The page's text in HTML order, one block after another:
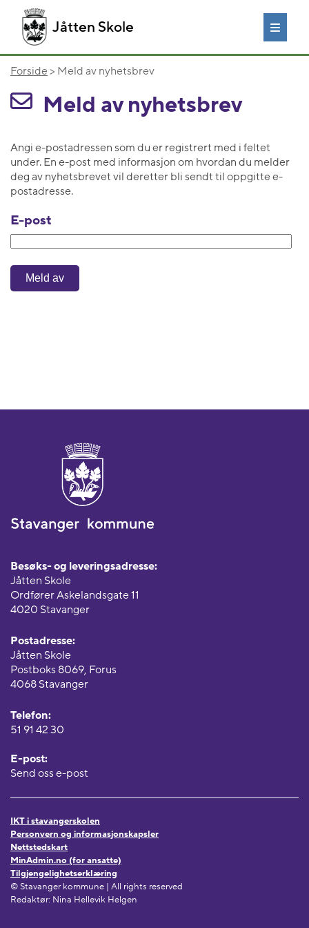
Jåtten Skole
Forside > Meld av nyhetsbrev
Meld av nyhetsbrev
Angi e-postadressen som du er registrert med i feltet
under. En e-post med informasjon om hvordan du melder
deg av nyhetsbrevet vil deretter bli sendt til oppgitte e-
postadresse.
E-post
Besøks- og leveringsadresse:
Jåtten Skole
Ordfører Askelandsgate 11
4020 Stavanger
Postadresse:
Jåtten Skole
Postboks 8069, Forus
4068 Stavanger
Telefon:
51 91 42 30
E-post:
Send oss e-post
IKT i stavangerskolen
Personvern og informasjonskapsler
Nettstedskart
MinAdmin.no (for ansatte)
Tilgjengelighetserklæring
© Stavanger kommune | All rights reserved
Redaktør: Nina Hellevik Helgen